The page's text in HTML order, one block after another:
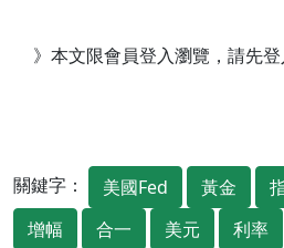
》本文限會員登入瀏覽，請先登
關鍵字： 美國Fed 黃金
增幅
合一 美元 利率